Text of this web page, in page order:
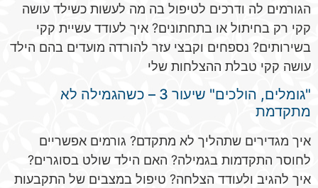
הגורמים לה ודרכים לטיפול בה מה לעשות כשילד עושה
קקי רק בחיתול או בתחתונים? איך לעודד עשיית קקי
בשירותים? נספחים וקבצי עזר להורדה מועדים בהם הילד
עושה קקי טבלת ההצלחות שלי
"גומלים, הולכים" שיעור 3 – כשהגמילה לא
מתקדמת
איך מגדירים שתהליך לא מתקדם? גורמים אפשריים
לחוסר התקדמות בגמילה? האם הילד שולט בסוגרים?
איך להגיב ולעודד הצלחה? טיפול במצבים של התקבעות